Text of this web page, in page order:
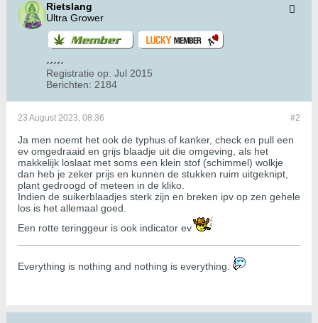
Rietslang
Ultra Grower
Registratie op: Jul 2015
Berichten: 2184
#2
23 August 2023, 08:36
Ja men noemt het ook de typhus of kanker, check en pull een
ev omgedraaid en grijs blaadje uit die omgeving, als het
makkelijk loslaat met soms een klein stof (schimmel) wolkje
dan heb je zeker prijs en kunnen de stukken ruim uitgeknipt,
plant gedroogd of meteen in de kliko.
Indien de suikerblaadjes sterk zijn en breken ipv op zen gehele
los is het allemaal goed.
Een rotte teringgeur is ook indicator ev
​​​​​​Everything is nothing and nothing is everything.